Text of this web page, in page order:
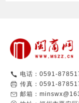
电话：0591-
传真：0591-
邮箱：